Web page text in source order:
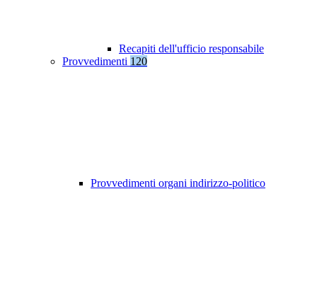
Recapiti dell'ufficio responsabile
Provvedimenti 120
Provvedimenti organi indirizzo-politico